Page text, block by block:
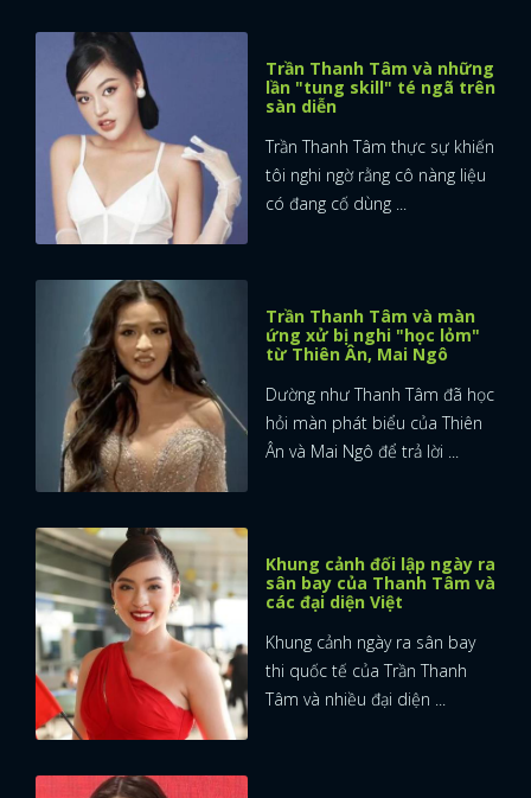
Trần Thanh Tâm và những
lần "tung skill" té ngã trên
sàn diễn
Trần Thanh Tâm thực sự khiến
tôi nghi ngờ rằng cô nàng liệu
có đang cố dùng ...
Trần Thanh Tâm và màn
ứng xử bị nghi "học lỏm"
từ Thiên Ân, Mai Ngô
Dường như Thanh Tâm đã học
hỏi màn phát biểu của Thiên
Ân và Mai Ngô để trả lời ...
Khung cảnh đối lập ngày ra
sân bay của Thanh Tâm và
các đại diện Việt
Khung cảnh ngày ra sân bay
thi quốc tế của Trần Thanh
Tâm và nhiều đại diện ...